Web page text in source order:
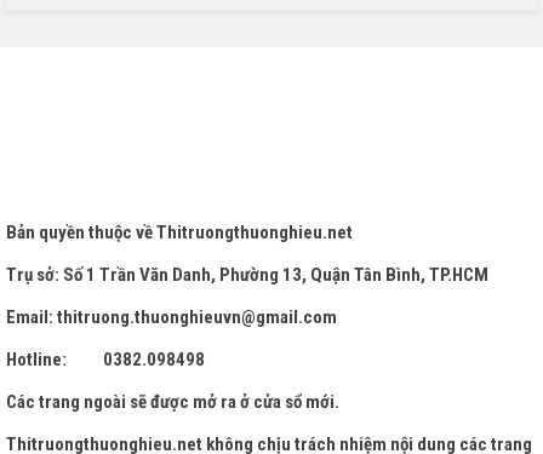
Bản quyền thuộc vềThitruongthuonghieu.net
Trụ sở: Số 1 Trần Văn Danh, Phường 13, Quận Tân Bình, TP.HCM
Email: thitruong.thuonghieuvn@gmail.com
Hotline: 0382.098498
Các trang ngoài sẽ được mở ra ở cửa sổ mới.
Thitruongthuonghieu.net không chịu trách nhiệm nội dung các trang